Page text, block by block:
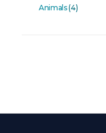
Animals(4)